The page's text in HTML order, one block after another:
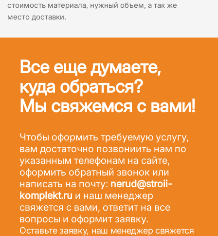
стоимость материала, нужный объем, а так же
место доставки.
Все еще думаете,
куда обраться?
Мы свяжемся с вами!
Чтобы оформить требуемую услугу,
вам достаточно позвониить нам по
указанным телефонам на сайте,
оформить обратный звонок или
написать на почту: nerud@stroii-
komplekt.ru и наш менеджер
свяжется с вами, ответит на все
вопросы и оформит заявку.
Оставьте заявку, наш менеджер свяжется